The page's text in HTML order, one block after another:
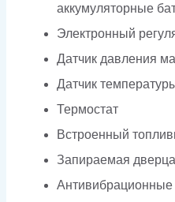
аккумуляторные
Электронный
Датчик давления
Датчик
Термостат
Встроенный
Запираемая